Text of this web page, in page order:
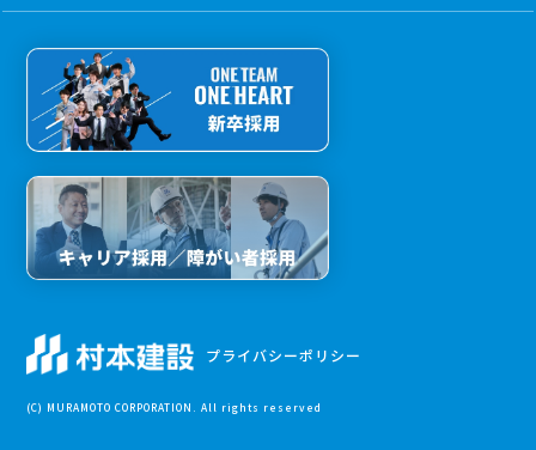
プライバシーポリシー
(C) MURAMOTO CORPORATION. All rights reserved